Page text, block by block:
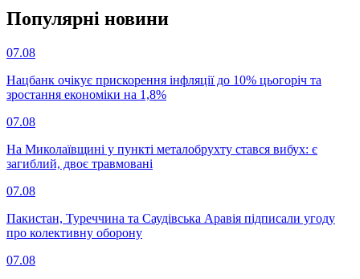
Популярнi новини
07.08
Нацбанк очікує прискорення інфляції до 10% цьогоріч та
зростання економіки на 1,8%
07.08
На Миколаївщині у пункті металобрухту стався вибух: є
загиблий, двоє травмовані
07.08
Пакистан, Туреччина та Саудівська Аравія підписали угоду
про колективну оборону
07.08